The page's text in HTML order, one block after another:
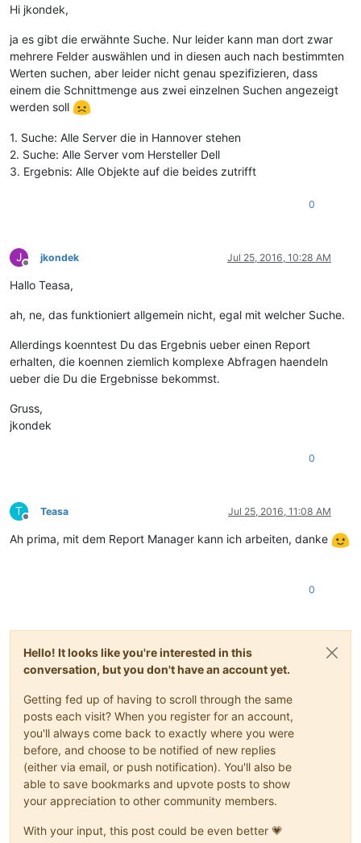
Hi jkondek,
ja es gibt die erwähnte Suche. Nur leider kann man dort zwar
mehrere Felder auswählen und in diesen auch nach bestimmten
Werten suchen, aber leider nicht genau spezifizieren, dass
einem die Schnittmenge aus zwei einzelnen Suchen angezeigt
werden soll
1. Suche: Alle Server die in Hannover stehen
2. Suche: Alle Server vom Hersteller Dell
3. Ergebnis: Alle Objekte auf die beides zutrifft
0
J
Offline
jkondek Jul 25, 2016, 10:28 AM
Hallo Teasa,
ah, ne, das funktioniert allgemein nicht, egal mit welcher Suche.
Allerdings koenntest Du das Ergebnis ueber einen Report
erhalten, die koennen ziemlich komplexe Abfragen haendeln
ueber die Du die Ergebnisse bekommst.
Gruss,
jkondek
0
T
Offline
Teasa Jul 25, 2016, 11:08 AM
Ah prima, mit dem Report Manager kann ich arbeiten, danke
0
Hello! It looks like you're interested in this
conversation, but you don't have an account yet.
Getting fed up of having to scroll through the same
posts each visit? When you register for an account,
you'll always come back to exactly where you were
before, and choose to be notified of new replies
(either via email, or push notification). You'll also be
able to save bookmarks and upvote posts to show
your appreciation to other community members.
With your input, this post could be even better 💗